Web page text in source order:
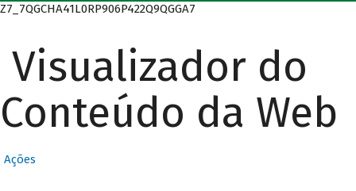
Z7_7QGCHA41L0RP906P422Q9QGGA7
Visualizador do
Conteúdo da Web
Ações